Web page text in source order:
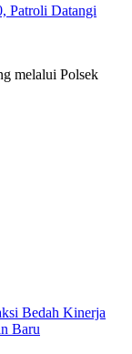
Patroli Datangi
melalui Polsek
Bedah Kinerja
Baru